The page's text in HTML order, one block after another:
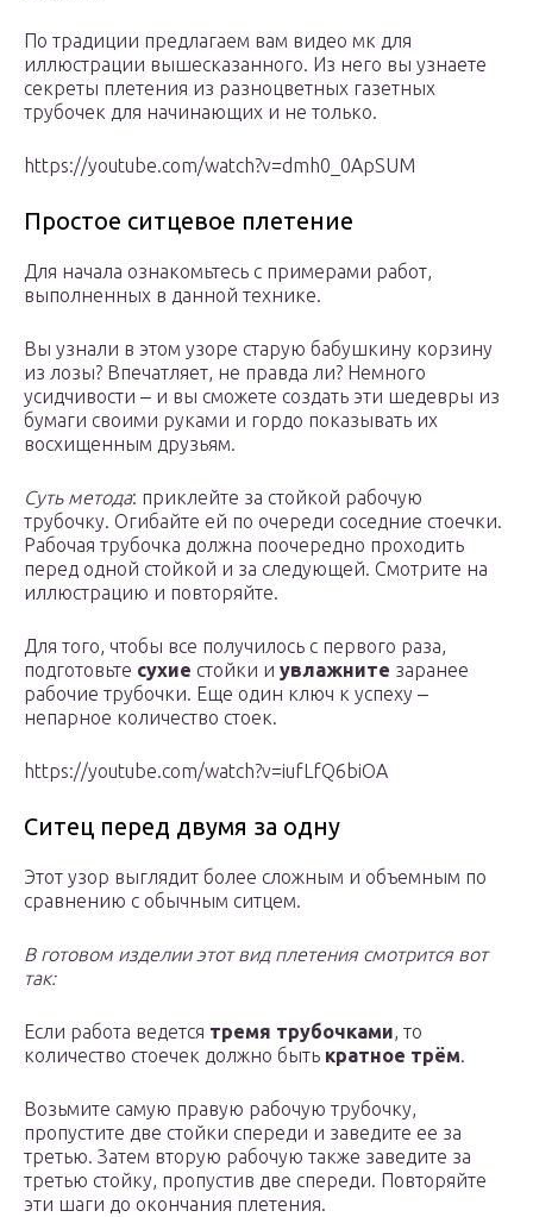
По традиции предлагаем вам видео мк для
иллюстрации вышесказанного. Из него вы узнаете
секреты плетения из разноцветных газетных
трубочек для начинающих и не только.
https://youtube.com/watch?v=dmh0_0ApSUM
Простое ситцевое плетение
Для начала ознакомьтесь с примерами работ,
выполненных в данной технике.
Вы узнали в этом узоре старую бабушкину корзину
из лозы? Впечатляет, не правда ли? Немного
усидчивости ‒ и вы сможете создать эти шедевры из
бумаги своими руками и гордо показывать их
восхищенным друзьям.
Суть метода: приклейте за стойкой рабочую
трубочку. Огибайте ей по очереди соседние стоечки.
Рабочая трубочка должна поочередно проходить
перед одной стойкой и за следующей. Смотрите на
иллюстрацию и повторяйте.
Для того, чтобы все получилось с первого раза,
подготовьте сухие стойки и увлажните заранее
рабочие трубочки. Еще один ключ к успеху ‒
непарное количество стоек.
https://youtube.com/watch?v=iufLfQ6biOA
Ситец перед двумя за одну
Этот узор выглядит более сложным и объемным по
сравнению с обычным ситцем.
В готовом изделии этот вид плетения смотрится вот
так:
Если работа ведется тремя трубочками, то
количество стоечек должно быть кратное трём.
Возьмите самую правую рабочую трубочку,
пропустите две стойки спереди и заведите ее за
третью. Затем вторую рабочую также заведите за
третью стойку, пропустив две спереди. Повторяйте
эти шаги до окончания плетения.